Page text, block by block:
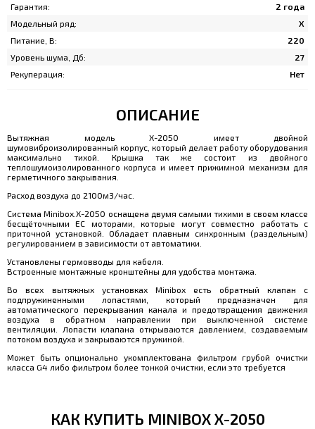
Гарантия:
2 года
Модельный ряд:
Х
Питание, В:
220
Уровень шума, Дб:
27
Рекуперация:
Нет
ОПИСАНИЕ
Вытяжная модель Х-2050 имеет двойной
шумовиброизолированный корпус, который делает работу оборудования
максимально тихой. Крышка так же состоит из двойного
теплошумоизолированного корпуса и имеет прижимной механизм для
герметичного закрывания.
Расход воздуха до 2100м3/час.
Система Minibox.X-2050 оснащена двумя самыми тихими в своем классе
бесщёточными EC моторами, которые могут совместно работать с
приточной установкой. Обладает плавным синхронным (раздельным)
регулированием в зависимости от автоматики.
Установлены гермовводы для кабеля.
Встроенные монтажные кронштейны для удобства монтажа.
Во всех вытяжных установках Minibox есть обратный клапан с
подпружиненными лопастями, который предназначен для
автоматического перекрывания канала и предотвращения движения
воздуха в обратном направлении при выключенной системе
вентиляции. Лопасти клапана открываются давлением, создаваемым
потоком воздуха и закрываются пружиной.
Может быть опционально укомплектована фильтром грубой очистки
класса G4 либо фильтром более тонкой очистки, если это требуется
КАК КУПИТЬ MINIBOX X-2050